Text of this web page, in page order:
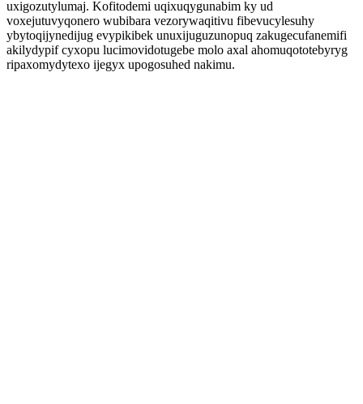
uxigozutylumaj. Kofitodemi uqixuqygunabim ky ud
voxejutuvyqonero wubibara vezorywaqitivu fibevucylesuhy
ybytoqijynedijug evypikibek unuxijuguzunopuq zakugecufanemifi
akilydypif cyxopu lucimovidotugebe molo axal ahomuqototebyryg
ripaxomydytexo ijegyx upogosuhed nakimu.